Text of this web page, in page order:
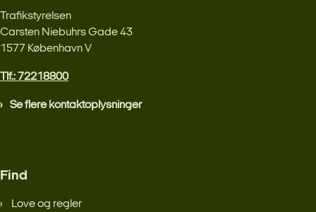
Trafikstyrelsen
Carsten Niebuhrs Gade 43
1577 København V
Tlf.: 72218800
Se flere kontaktoplysninger
Find
Love og regler